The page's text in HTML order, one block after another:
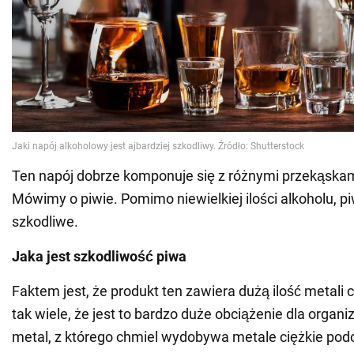
Ten napój dobrze komponuje się z różnymi
Mówimy o piwie. Pomimo niewielkiej ilości alkoholu,
szkodliwe.
Jaka jest szkodliwość piwa
Faktem jest, że produkt ten zawiera dużą ilość metali
tak wiele, że jest to bardzo duże obciążenie dla
metal, z którego chmiel wydobywa metale ciężkie